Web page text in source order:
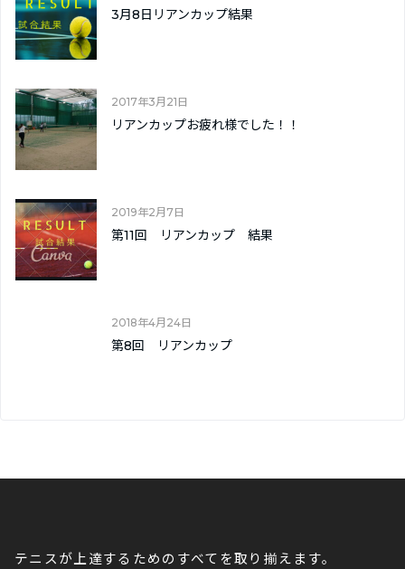
3月8日リアンカップ結果
2017年3月21日
リアンカップお疲れ様でした！！
2019年2月7日
第11回 リアンカップ 結果
2018年4月24日
第8回 リアンカップ
テニスが上達するためのすべてを取り揃えます。